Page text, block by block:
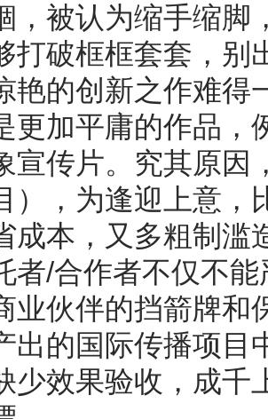
，被认为缩手缩脚
打破框框套套，别
的创新之作难得
更加平庸的作品，
宣传片。究其原因
），为逢迎上意
成本，又多粗制滥
者/合作者不仅不
业伙伴的挡箭牌和
出的国际传播项目
少效果验收，成千